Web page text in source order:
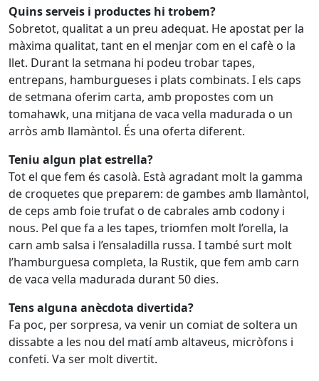
Quins serveis i productes hi trobem?
Sobretot, qualitat a un preu adequat. He apostat per la
màxima qualitat, tant en el menjar com en el cafè o la
llet. Durant la setmana hi podeu trobar tapes,
entrepans, hamburgueses i plats combinats. I els caps
de setmana oferim carta, amb propostes com un
tomahawk, una mitjana de vaca vella madurada o un
arròs amb llamàntol. És una oferta diferent.
Teniu algun plat estrella?
Tot el que fem és casolà. Està agradant molt la gamma
de croquetes que preparem: de gambes amb llamàntol,
de ceps amb foie trufat o de cabrales amb codony i
nous. Pel que fa a les tapes, triomfen molt l’orella, la
carn amb salsa i l’ensaladilla russa. I també surt molt
l’hamburguesa completa, la Rustik, que fem amb carn
de vaca vella madurada durant 50 dies.
Tens alguna anècdota divertida?
Fa poc, per sorpresa, va venir un comiat de soltera un
dissabte a les nou del matí amb altaveus, micròfons i
confeti. Va ser molt divertit.